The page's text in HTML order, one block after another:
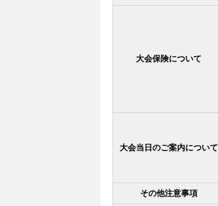
大会保険について
大会当日のご案内について
その他注意事項